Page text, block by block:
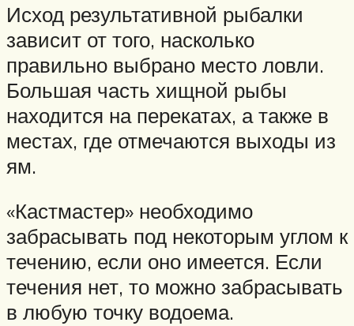
Исход результативной рыбалки
зависит от того, насколько
правильно выбрано место ловли.
Большая часть хищной рыбы
находится на перекатах, а также в
местах, где отмечаются выходы из
ям.
«Кастмастер» необходимо
забрасывать под некоторым углом к
течению, если оно имеется. Если
течения нет, то можно забрасывать
в любую точку водоема.